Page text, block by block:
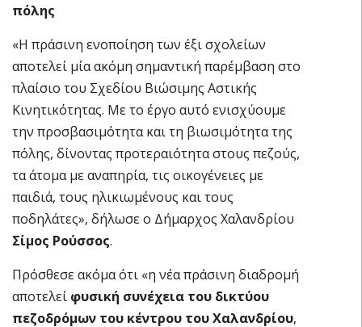
πόλης
«Η πράσινη ενοποίηση των έξι σχολείων
αποτελεί μία ακόμη σημαντική παρέμβαση στο
πλαίσιο του Σχεδίου Βιώσιμης Αστικής
Κινητικότητας. Με το έργο αυτό ενισχύουμε
την προσβασιμότητα και τη βιωσιμότητα της
πόλης, δίνοντας προτεραιότητα στους πεζούς,
τα άτομα με αναπηρία, τις οικογένειες με
παιδιά, τους ηλικιωμένους και τους
ποδηλάτες», δήλωσε ο Δήμαρχος Χαλανδρίου
Σίμος Ρούσσος.
Πρόσθεσε ακόμα ότι «η νέα πράσινη διαδρομή
αποτελεί φυσική συνέχεια του δικτύου
πεζοδρόμων του κέντρου του Χαλανδρίου,